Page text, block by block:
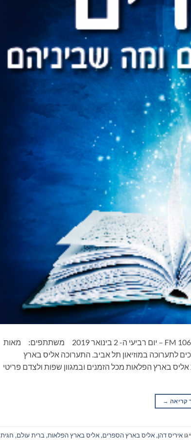
ספרים סופרים ומה שביניהם – תכנית ראיונות ברדיו קס"ם 106 FM – יום רביעי ה- 2 בינואר 2019 משתתפים: מאות
לתערוכה במוזיאון תל אביב. התערוכה אליס בארץ
כ-100 מספרי הרפתקאות אליס בארץ הפלאות מכל הזמנים ובמגוון שפות ולצדם פריטי
קריאה →
איריס דהן,אליס בארץ הספרים,אליס בארץ הפלאות, ברית עולם, חגית